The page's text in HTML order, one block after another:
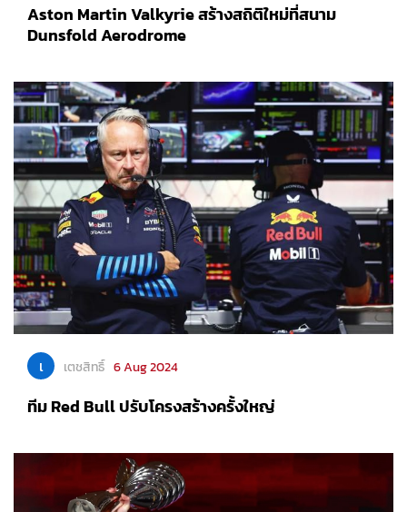
Aston Martin Valkyrie สร้างสถิติใหม่ที่สนาม
Dunsfold Aerodrome
เ เตชสิทธิ์ 6 Aug 2024
ทีม Red Bull ปรับโครงสร้างครั้งใหญ่